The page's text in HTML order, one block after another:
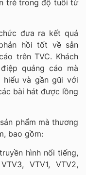
trẻ trong độ tuổi từ
đưa ra kết quả
hồi tốt về sản
trên TVC. Khách
quảng cáo mà
và gần gũi với
bài hát được lồng
phẩm mà thương
bao gồm:
hình nổi tiếng,
VTV1, VTV2,